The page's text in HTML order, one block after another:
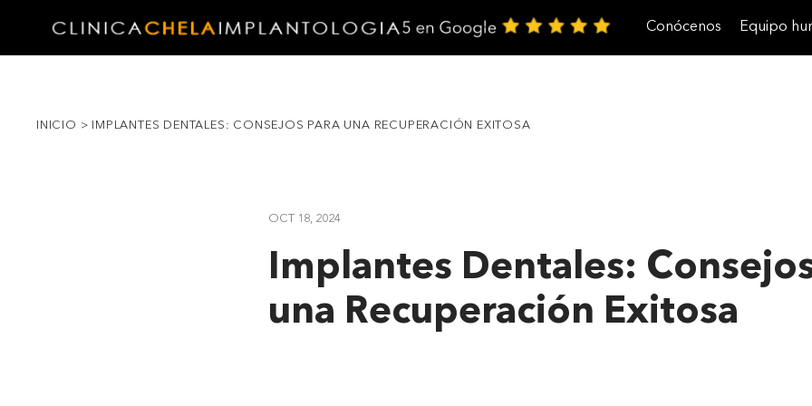
Conócenos Equipo
INICIO > IMPLANTES DENTALES: CONSEJOS PARA UNA RECUPERACIÓN EXITOSA
OCT 18, 2024
Implantes Dentales:
una Recuperación Exitosa